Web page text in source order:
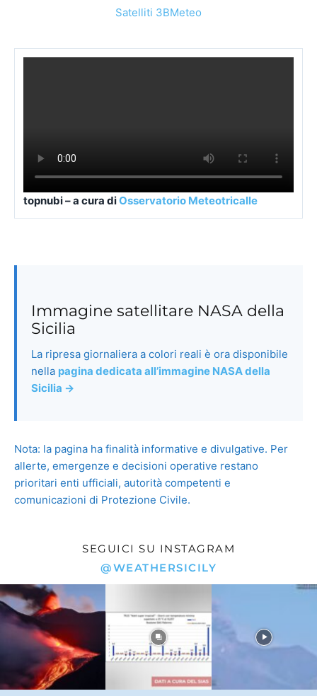
Satelliti 3BMeteo
topnubi – a cura diOsservatorio Meteotricalle
Immagine satellitare NASA della
Sicilia
La ripresa giornaliera a colori reali è ora disponibile
nella pagina dedicata all’immagine NASA della
Sicilia →
Nota: la pagina ha finalità informative e divulgative. Per
allerte, emergenze e decisioni operative restano
prioritari enti ufficiali, autorità competenti e
comunicazioni di Protezione Civile.
SEGUICI SU INSTAGRAM
@WEATHERSICILY